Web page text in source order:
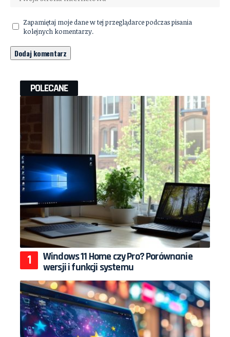
Zapamiętaj moje dane w tej przeglądarce podczas pisania
kolejnych komentarzy.
POLECANE
Windows 11 Home czy Pro? Porównanie
wersji i funkcji systemu